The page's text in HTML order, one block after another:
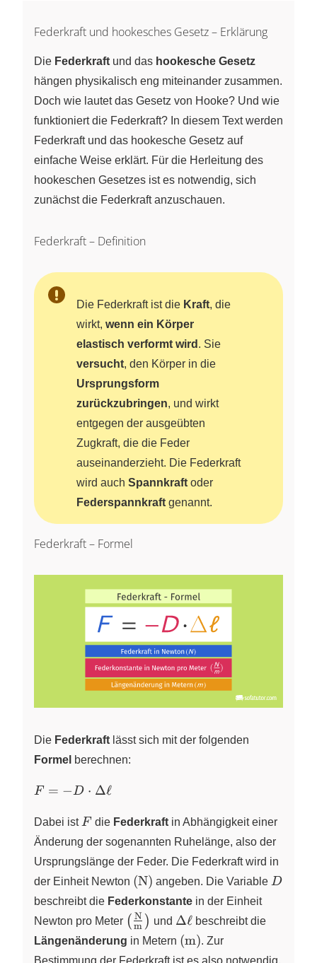
Federkraft und hookesches Gesetz – Erklärung
Die Federkraft und das hookesche Gesetz
hängen physikalisch eng miteinander zusammen.
Doch wie lautet das Gesetz von Hooke? Und wie
funktioniert die Federkraft? In diesem Text werden
Federkraft und das hookesche Gesetz auf
einfache Weise erklärt. Für die Herleitung des
hookeschen Gesetzes ist es notwendig, sich
zunächst die Federkraft anzuschauen.
Federkraft – Definition
Die Federkraft ist die Kraft, die
wirkt, wenn ein Körper
elastisch verformt wird . Sie
versucht, den Körper in die
Ursprungsform
zurückzubringen, und wirkt
entgegen der ausgeübten
Zugkraft, die die Feder
auseinanderzieht. Die Federkraft
wird auch Spannkraft oder
Federspannkraft genannt.
Federkraft – Formel
Die Federkraft lässt sich mit der folgenden
Formel berechnen:
F=-D
\Delta
\ell
F = −D ⋅ Δℓ
Dabei ist F
F die Federkraftin Abhängigkeit einer
Änderung der sogenannten Ruhelänge, also der
Ursprungslänge der Feder. Die Federkraft wird in
der Einheit Newton \left(\pu{N}\right)
(N) angeben. Die Variable D
D
beschreibt die Federkonstante in der Einheit
Newton pro Meter \left(\frac{\pu{N}}
{\pu{m}}\right)
( m
N ) und \Delta
\ell
Δℓbeschreibt die
Längenänderung in Metern \left(\pu{m}\right)
(m). Zur
Bestimmung der Federkraft ist es also notwendig,